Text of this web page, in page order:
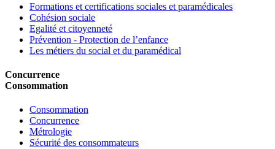
Formations et certifications sociales et paramédicales
Cohésion sociale
Egalité et citoyenneté
Prévention - Protection de l’enfance
Les métiers du social et du paramédical
Concurrence
Consommation
Consommation
Concurrence
Métrologie
Sécurité des consommateurs